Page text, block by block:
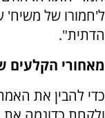
ל'חמורו של משיח'
הדתית".
מאחורי הקלעים
כדי להבין את